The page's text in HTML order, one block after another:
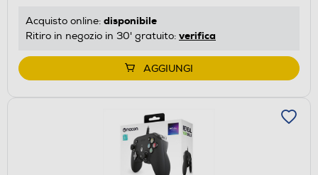
Acquisto online: disponibile
Ritiro in negozio in 30' gratuito: verifica
AGGIUNGI